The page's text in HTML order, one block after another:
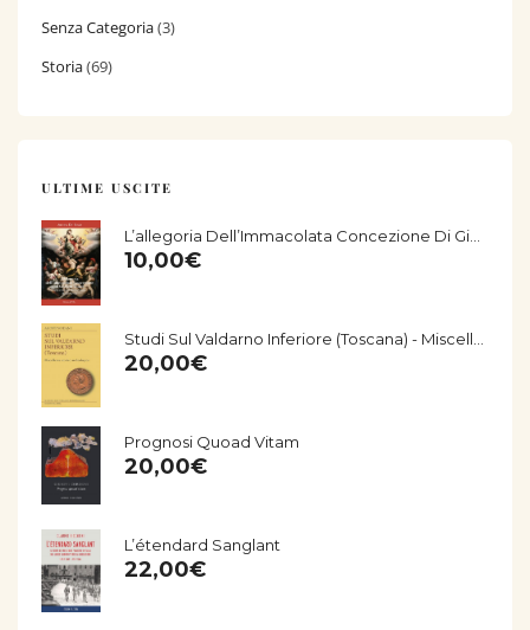
Senza Categoria(3)
Storia(69)
ULTIME USCITE
10,00€
20,00€
Prognosi Quoad Vitam
20,00€
L’étendard Sanglant
22,00€